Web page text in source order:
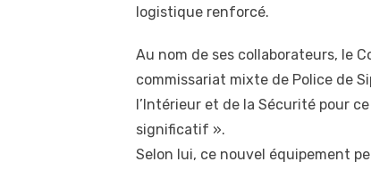
logistique renforcé.
Au nom de ses collaborateurs, le
commissariat mixte de Police de
l’Intérieur et de la Sécurité pour
significatif ».
Selon lui, ce nouvel équipement